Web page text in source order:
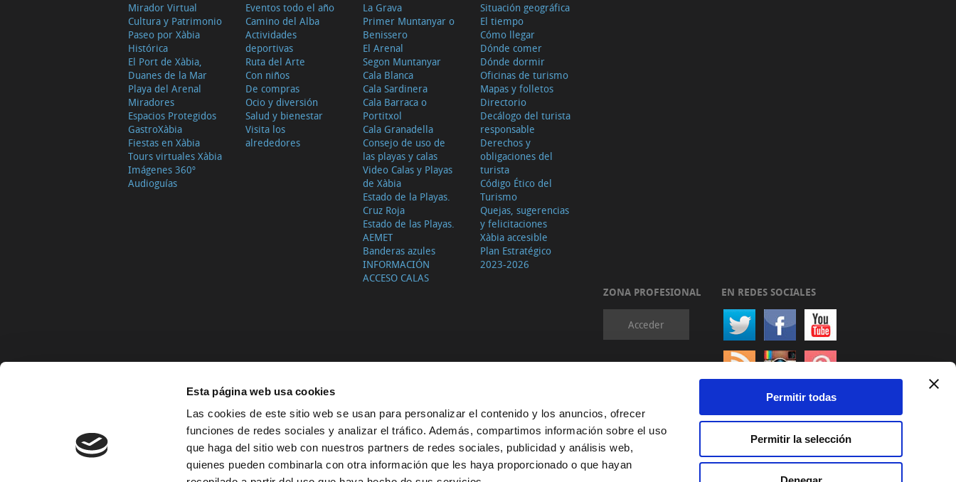
Esta página web usa cookies
Las cookies de este sitio web se usan para personalizar el contenido y los anuncios, ofrecer
funciones de redes sociales y analizar el tráfico. Además, compartimos información sobre el uso
que haga del sitio web con nuestros partners de redes sociales, publicidad y análisis web,
quienes pueden combinarla con otra información que les haya proporcionado o que hayan
Permitir todas
Permitir la selección
Mirador Virtual
Cultura y Patrimonio
Paseo por Xàbia
Histórica
El Port de Xàbia,
Duanes de la Mar
Playa del Arenal
Miradores
Espacios Protegidos
GastroXàbia
Fiestas en Xàbia
Tours virtuales Xàbia
Imágenes 360º
Audioguías
Eventos todo el año
Camino del Alba
Actividades
deportivas
Ruta del Arte
Con niños
De compras
Ocio y diversión
Salud y bienestar
Visita los
alrededores
La Grava
Primer Muntanyar o
Benissero
El Arenal
Segon Muntanyar
Cala Blanca
Cala Sardinera
Cala Barraca o
Portitxol
Cala Granadella
Consejo de uso de
las playas y calas
Video Calas y Playas
de Xàbia
Estado de la Playas.
Cruz Roja
Estado de las Playas.
AEMET
Banderas azules
INFORMACIÓN
ACCESO CALAS
Situación geográfica
El tiempo
Cómo llegar
Dónde comer
Dónde dormir
Oficinas de turismo
Mapas y folletos
Directorio
Decálogo del turista
responsable
Derechos y
obligaciones del
turista
Código Ético del
Turismo
Quejas, sugerencias
y felicitaciones
Xàbia accesible
Plan Estratégico
2023-2026
ZONA PROFESIONAL
Acceder
EN REDES SOCIALES